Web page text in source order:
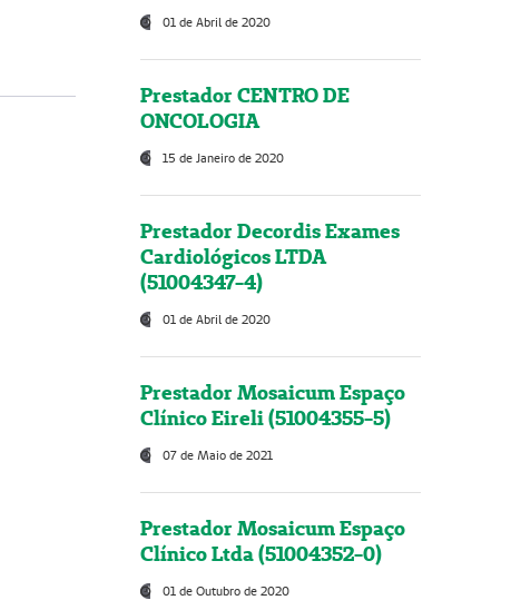
01 de Abril de 2020
Prestador CENTRO DE
ONCOLOGIA
15 de Janeiro de 2020
Prestador Decordis Exames
Cardiológicos LTDA
(51004347-4)
01 de Abril de 2020
Prestador Mosaicum Espaço
Clínico Eireli (51004355-5)
07 de Maio de 2021
Prestador Mosaicum Espaço
Clínico Ltda (51004352-0)
01 de Outubro de 2020